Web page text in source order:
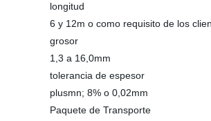
longitud
6 y 12m o como requisito de los
grosor
1,3 a 16,0mm
tolerancia de espesor
plusmn; 8% o 0,02mm
Paquete de Transporte